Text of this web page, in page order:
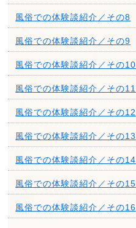
風俗での体験談紹介／その8
風俗での体験談紹介／その9
風俗での体験談紹介／その10
風俗での体験談紹介／その11
風俗での体験談紹介／その12
風俗での体験談紹介／その13
風俗での体験談紹介／その14
風俗での体験談紹介／その15
風俗での体験談紹介／その16